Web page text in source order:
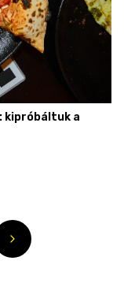
kipróbáltuk a